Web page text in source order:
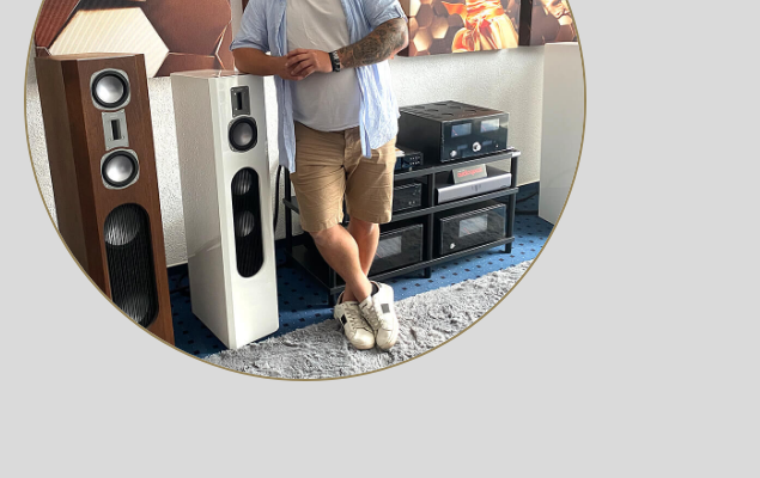
Musik als auch für ein Heimkino-System perfekt.